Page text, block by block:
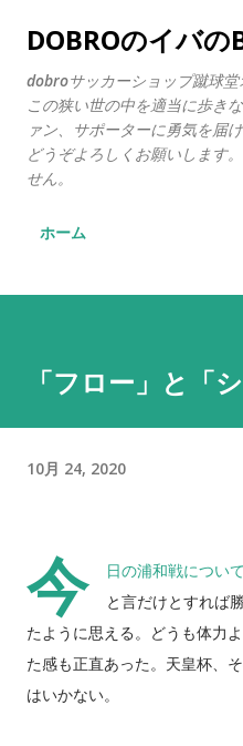
スキップしてメイ
DOBROのイバの
dobroサッカーショップ蹴球堂
この狭い世の中を適当に歩き
ァン、サポーターに勇気を届
どうぞよろしくお願いします
せん。
ホーム
「フロー」と「
10月 24, 2020
今
日の浦和戦につい
と言だけとすれば
たように思える。どうも体力
た感も正直あった。天皇杯、
はいかない。